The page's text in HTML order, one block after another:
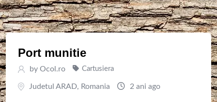
Port munitie
by Ocol.ro Cartusiera
Judetul ARAD, Romania 2 ani ago